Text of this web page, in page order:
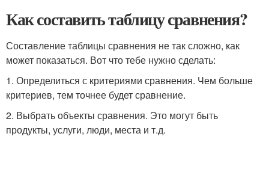
Как составить таблицу сравнения?
Составление таблицы сравнения не так сложно, как
может показаться. Вот что тебе нужно сделать:
1. Определиться с критериями сравнения. Чем больше
критериев, тем точнее будет сравнение.
2. Выбрать объекты сравнения. Это могут быть
продукты, услуги, люди, места и т.д.